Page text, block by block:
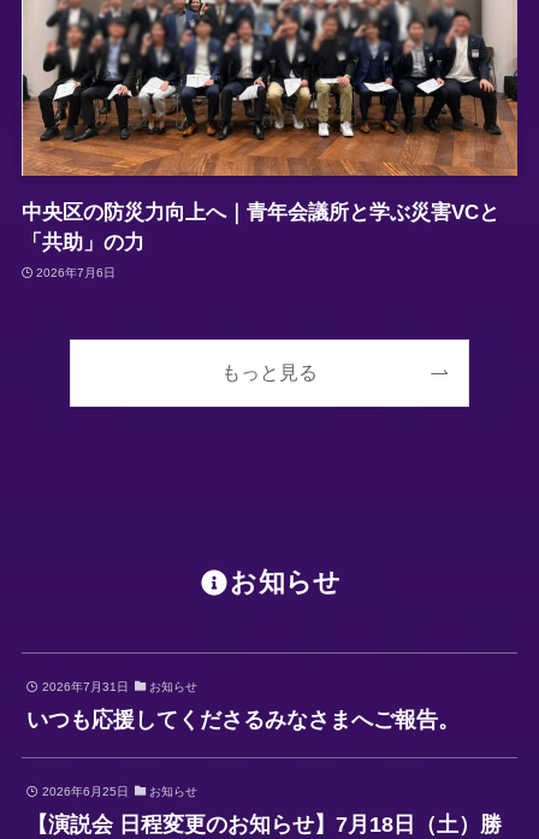
中央区の防災力向上へ｜青年会議所と学ぶ災害VCと
「共助」の力
2026年7月6日
もっと見る
お知らせ
2026年7月31日 お知らせ
いつも応援してくださるみなさまへご報告。
2026年6月25日 お知らせ
【演説会 日程変更のお知らせ】7月18日（土）勝